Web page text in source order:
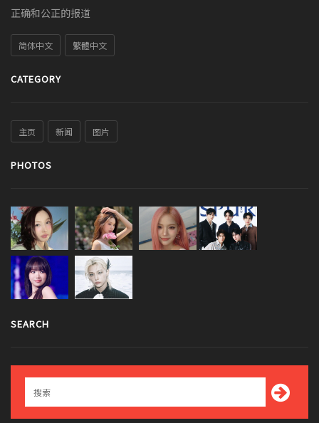
正确和公正的报道
简体中文 繁體中文
CATEGORY
主页 新闻 图片
PHOTOS
SEARCH